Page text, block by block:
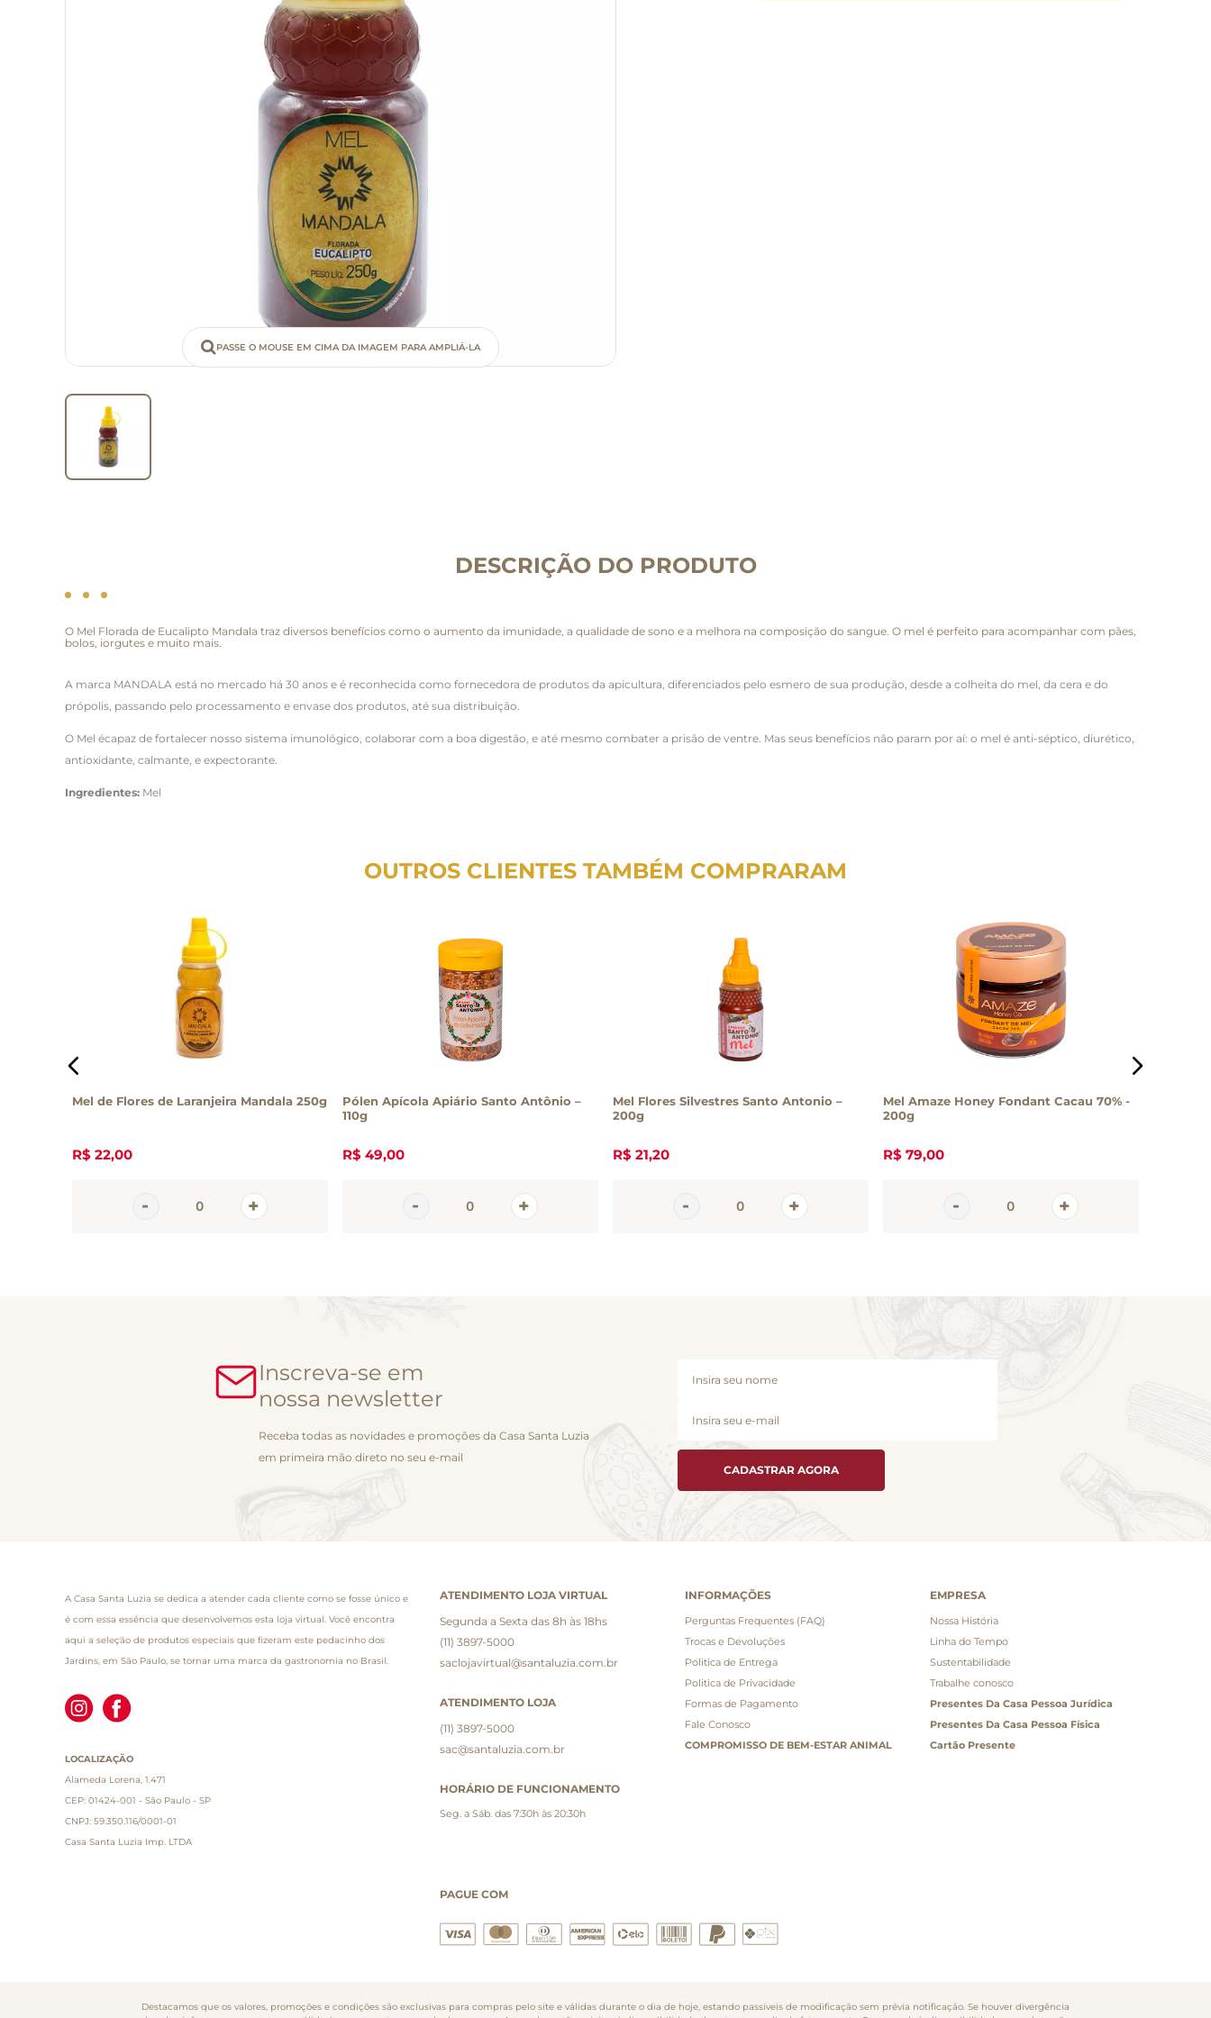
PASSE O MOUSE EM CIMA DA IMAGEM PARA AMPLIÁ-LA
DESCRIÇÃO DO PRODUTO
O Mel Florada de Eucalipto Mandala traz diversos benefícios como o aumento da imunidade, a qualidade de sono e a melhora na composição do sangue. O mel é perfeito para acompanhar com pães,
bolos, iorgutes e muito mais.
A marca MANDALA está no mercado há 30 anos e é reconhecida como fornecedora de produtos da apicultura, diferenciados pelo esmero de sua produção, desde a colheita do mel, da cera e do
própolis, passando pelo processamento e envase dos produtos, até sua distribuição.
O Mel écapaz de fortalecer nosso sistema imunológico, colaborar com a boa digestão, e até mesmo combater a prisão de ventre. Mas seus benefícios não param por aí: o mel é anti-séptico, diurético,
antioxidante, calmante, e expectorante.
Ingredientes: Mel
OUTROS CLIENTES TAMBÉM COMPRARAM
Mel de Flores de Laranjeira Mandala 250g
R$ 22,00
Pólen Apícola Apiário Santo Antônio –
110g
R$ 49,00
Mel Flores Silvestres Santo Antonio –
200g
R$ 21,20
Mel Amaze Honey Fondant Cacau 70% -
200g
R$ 79,00
Inscreva-se em
nossa newsletter
Receba todas as novidades e promoções da Casa Santa Luzia
em primeira mão direto no seu e-mail
CADASTRAR AGORA
A Casa Santa Luzia se dedica a atender cada cliente como se fosse único e
é com essa essência que desenvolvemos esta loja virtual. Você encontra
aqui a seleção de produtos especiais que fizeram este pedacinho dos
Jardins, em São Paulo, se tornar uma marca da gastronomia no Brasil.
LOCALIZAÇÃO
Alameda Lorena, 1.471
CEP: 01424-001 - São Paulo - SP
CNPJ: 59.350.116/0001-01
Casa Santa Luzia Imp. LTDA
ATENDIMENTO LOJA VIRTUAL
Segunda a Sexta das 8h às 18hs
(11) 3897-5000
saclojavirtual@santaluzia.com.br
ATENDIMENTO LOJA
(11) 3897-5000
sac@santaluzia.com.br
HORÁRIO DE FUNCIONAMENTO
Seg. a Sáb. das 7:30h às 20:30h
INFORMAÇÕES
Perguntas Frequentes (FAQ)
Trocas e Devoluções
Politica de Entrega
Politica de Privacidade
Formas de Pagamento
Fale Conosco
COMPROMISSO DE BEM-ESTAR ANIMAL
EMPRESA
Nossa História
Linha do Tempo
Sustentabilidade
Trabalhe conosco
Presentes Da Casa Pessoa Jurídica
Presentes Da Casa Pessoa Física
Cartão Presente
PAGUE COM
Destacamos que os valores, promoções e condições são exclusivas para compras pelo site e válidas durante o dia de hoje, estando passíveis de modificação sem prévia notificação. Se houver divergência